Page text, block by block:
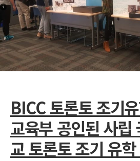
BICC 토론토 조기
교육부 공인된 사립
교 토론토 조기 유